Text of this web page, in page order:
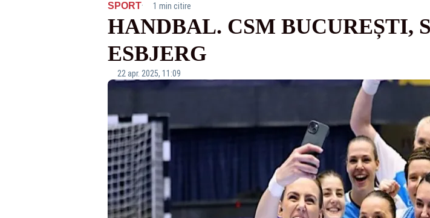
SPORT· 1 min citire
HANDBAL. CSM BUCUREȘTI,
ESBJERG
22 apr. 2025, 11:09